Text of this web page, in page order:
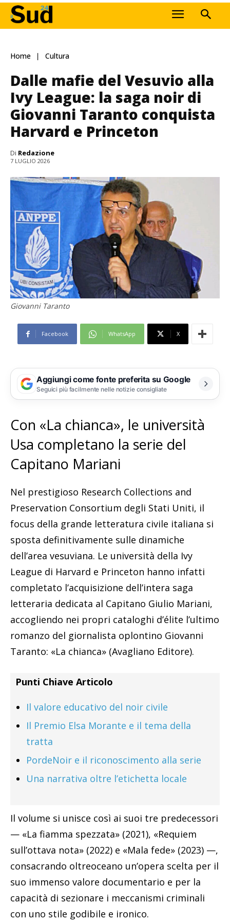
Home Cultura
Dalle mafie del Vesuvio alla
Ivy League: la saga noir di
Giovanni Taranto conquista
Harvard e Princeton
Di Redazione
7 LUGLIO 2026
Giovanni Taranto
Facebook WhatsApp X
Aggiungi come fonte preferita su Google
Seguici più facilmente nelle notizie consigliate
Con «La chianca», le università
Usa completano la serie del
Capitano Mariani
Nel prestigioso Research Collections and
Preservation Consortium degli Stati Uniti, il
focus della grande letteratura civile italiana si
sposta definitivamente sulle dinamiche
dell’area vesuviana. Le università della Ivy
League di Harvard e Princeton hanno infatti
completato l’acquisizione dell’intera saga
letteraria dedicata al Capitano Giulio Mariani,
accogliendo nei propri cataloghi d’élite l’ultimo
romanzo del giornalista oplontino Giovanni
Taranto: «La chianca» (Avagliano Editore).
Punti Chiave Articolo
Il valore educativo del noir civile
Il Premio Elsa Morante e il tema della
tratta
PordeNoir e il riconoscimento alla serie
Una narrativa oltre l’etichetta locale
Il volume si unisce così ai suoi tre predecessori
— «La fiamma spezzata» (2021), «Requiem
sull’ottava nota» (2022) e «Mala fede» (2023) —,
consacrando oltreoceano un’opera scelta per il
suo immenso valore documentario e per la
capacità di sezionare i meccanismi criminali
con uno stile godibile e ironico.